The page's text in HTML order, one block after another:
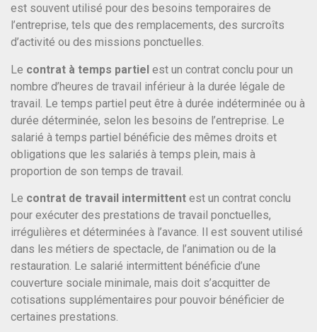
est souvent utilisé pour des besoins temporaires de
l’entreprise, tels que des remplacements, des surcroîts
d’activité ou des missions ponctuelles.
Le contrat à temps partiel est un contrat conclu pour un
nombre d’heures de travail inférieur à la durée légale de
travail. Le temps partiel peut être à durée indéterminée ou à
durée déterminée, selon les besoins de l’entreprise. Le
salarié à temps partiel bénéficie des mêmes droits et
obligations que les salariés à temps plein, mais à
proportion de son temps de travail.
Le contrat de travail intermittent est un contrat conclu
pour exécuter des prestations de travail ponctuelles,
irrégulières et déterminées à l’avance. Il est souvent utilisé
dans les métiers de spectacle, de l’animation ou de la
restauration. Le salarié intermittent bénéficie d’une
couverture sociale minimale, mais doit s’acquitter de
cotisations supplémentaires pour pouvoir bénéficier de
certaines prestations.